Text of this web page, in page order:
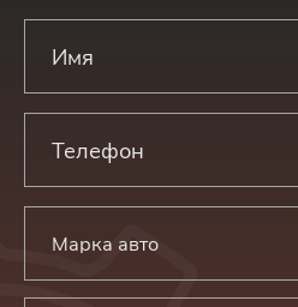
Марка авто